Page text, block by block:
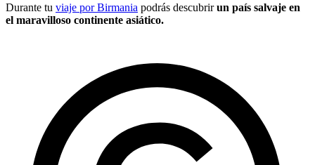
Durante tu viaje por Birmania podrás descubrirun país salvaje en
el maravilloso continente asiático.